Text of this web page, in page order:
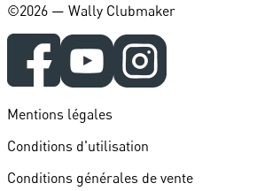
©️2026 — Wally Clubmaker
Mentions légales
Conditions d'utilisation
Conditions générales de vente